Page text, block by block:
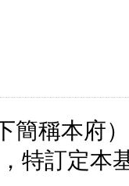
簡稱本府
特訂定本